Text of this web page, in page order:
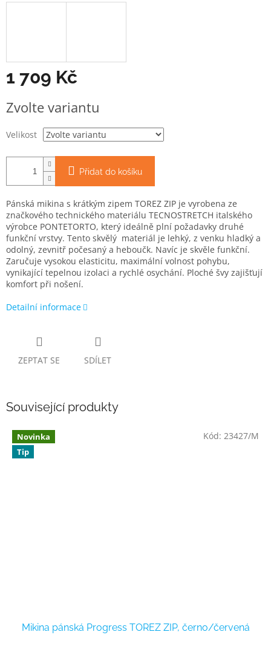
1 709 Kč
cena:
Zvolte variantu
Velikost
Přidat do košíku
Pánská mikina s krátkým zipem TOREZ ZIP je vyrobena ze
značkového technického materiálu TECNOSTRETCH italského
výrobce PONTETORTO, který ideálně plní požadavky druhé
funkční vrstvy. Tento skvělý materiál je lehký, z venku hladký a
odolný, zevnitř počesaný a heboučk. Navíc je skvěle funkční.
Zaručuje vysokou elasticitu, maximální volnost pohybu,
vynikající tepelnou izolaci a rychlé osychání. Ploché švy zajišťují
komfort při nošení.
Detailní informace
ZEPTAT SE SDÍLET
Související produkty
Novinka
Tip
Mikina pánská Progress TOREZ ZIP, černo/červená
Kód: 23427/M